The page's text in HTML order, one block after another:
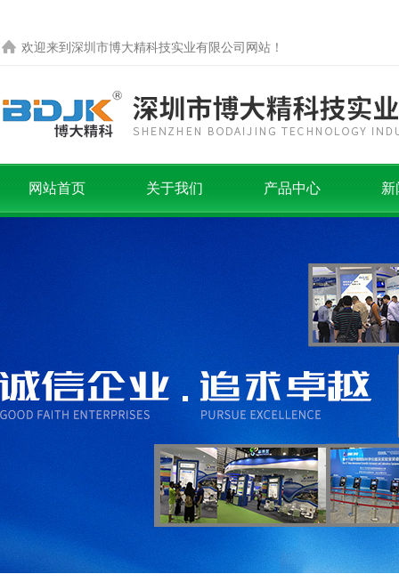
欢迎来到 深圳市博大精科技实业有限公司 网站！
网站首页 关于我们 产品中心 新